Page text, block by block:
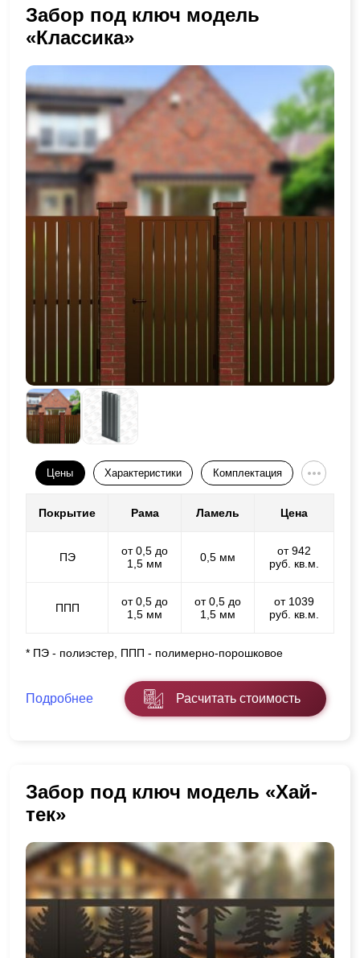
Забор под ключ модель
«Классика»
Цены Характеристики Комплектация
Покрытие Рама Ламель Цена
ПЭ
от 0,5 до
1,5 мм
0,5 мм
от 942
руб. кв.м.
ППП
от 0,5 до
1,5 мм
от 0,5 до
1,5 мм
от 1039
руб. кв.м.
* ПЭ - полиэстер, ППП - полимерно-порошковое
Подробнее Расчитать стоимость
Забор под ключ модель «Хай-
тек»